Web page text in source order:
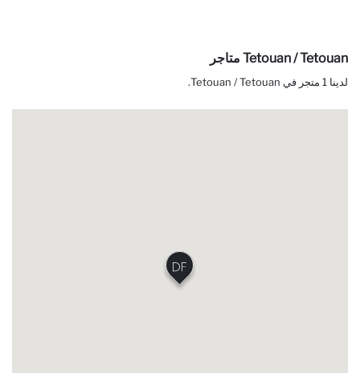
Tetouan / Tetouan متاجر
لدينا 1 متجر في Tetouan / Tetouan.